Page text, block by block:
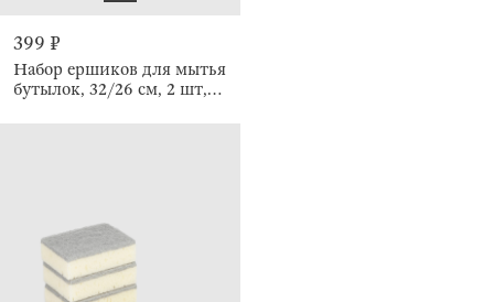
399 ₽
Набор ершиков для мытья
бутылок, 32/26 см, 2 шт,